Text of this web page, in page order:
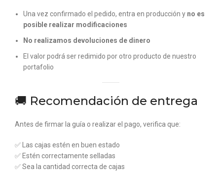
Una vez confirmado el pedido, entra en producción y no es
posible realizar modificaciones
No realizamos devoluciones de dinero
El valor podrá ser redimido por otro producto de nuestro
portafolio
🚚 Recomendación de entrega
Antes de firmar la guía o realizar el pago, verifica que:
✅ Las cajas estén en buen estado
✅ Estén correctamente selladas
✅ Sea la cantidad correcta de cajas